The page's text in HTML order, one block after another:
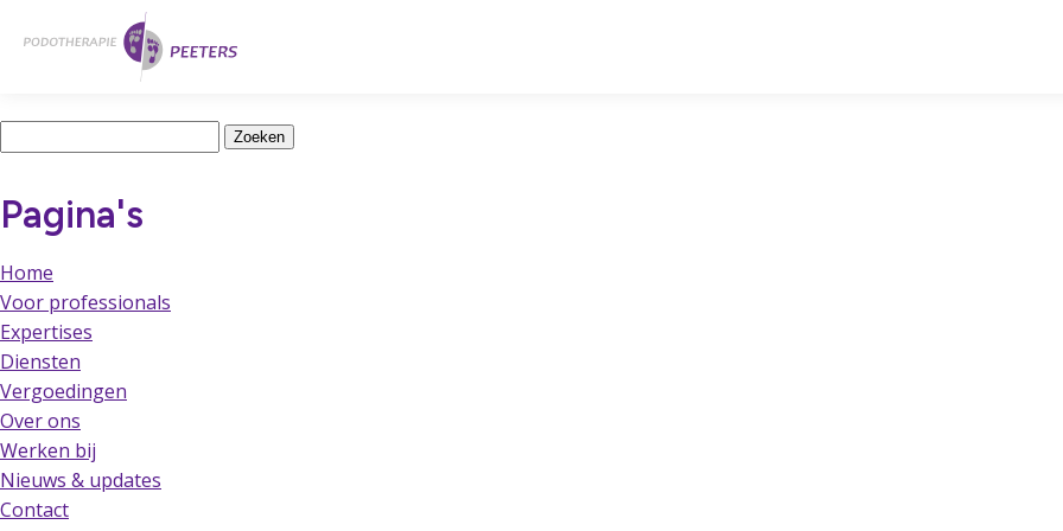
hoofdinhoud
Latest Posts
Pagina's
Home
Voor professionals
Expertises
Diensten
Vergoedingen
Over ons
Werken bij
Nieuws & updates
Contact